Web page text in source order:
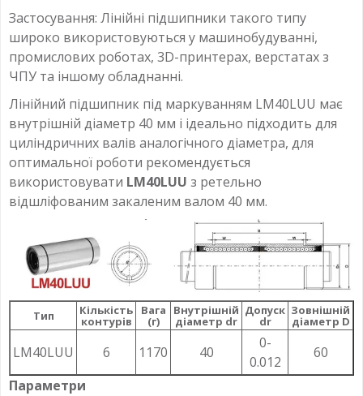
Застосування: Лінійні підшипники такого типу
широко використовуються у машинобудуванні,
промислових роботах, 3D-принтерах, верстатах з
ЧПУ та іншому обладнанні.
Лінійний підшипник під маркуванням LM40LUU має
внутрішній діаметр 40 мм і ідеально підходить для
циліндричних валів аналогічного діаметра, для
оптимальної роботи рекомендується
використовувати LM40LUU з ретельно
відшліфованим закаленим валом 40 мм.
Тип Кількість
контурів
Вага
(г)
Внутрішній
діаметр dr
Допуск
dr
Зовнішній
діаметр D
LM40LUU 6 1170 40
0-
0.012
60
Параметри